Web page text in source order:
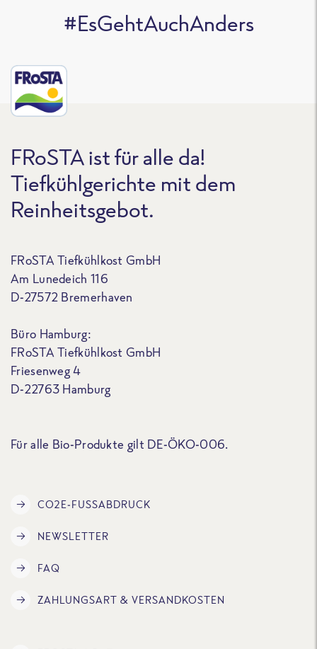
#EsGehtAuchAnders
FRoSTA ist für alle da!
Tiefkühlgerichte mit dem
Reinheitsgebot.
FRoSTA Tiefkühlkost GmbH
Am Lunedeich 116
D-27572 Bremerhaven
Büro Hamburg:
FRoSTA Tiefkühlkost GmbH
Friesenweg 4
D-22763 Hamburg
Für alle Bio-Produkte gilt DE-ÖKO-006.
CO2E-FUSSABDRUCK
NEWSLETTER
FAQ
ZAHLUNGSART & VERSANDKOSTEN